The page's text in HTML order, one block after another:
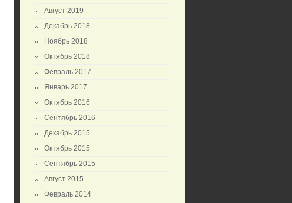
Август 2019
Декабрь 2018
Ноябрь 2018
Октябрь 2018
Февраль 2017
Январь 2017
Октябрь 2016
Сентябрь 2016
Декабрь 2015
Октябрь 2015
Сентябрь 2015
Август 2015
Февраль 2014